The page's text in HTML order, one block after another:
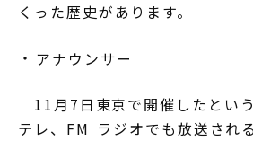
くった歴史があります。
アナウンサー
11月7日東京で開催したとい
テレ、FM ラジオでも放送され